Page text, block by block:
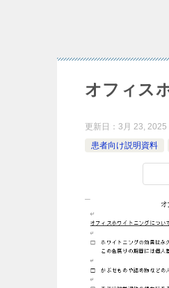
オフィス
更新日： 3月 23, 2025
患者向け説明資料